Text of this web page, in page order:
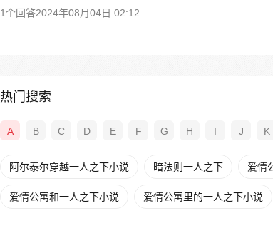
1个回答2024年08月04日 02:12
热门搜索
A B C D E F G H I J K
阿尔泰尔穿越一人之下小说 暗法则一人之下 爱情
爱情公寓和一人之下小说 爱情公寓里的一人之下小说